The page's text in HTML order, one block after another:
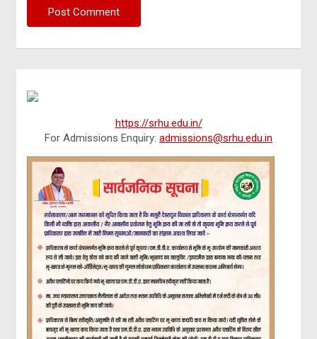
https://srhu.edu.in/
For Admissions Enquiry: admissions@srhu.edu.in